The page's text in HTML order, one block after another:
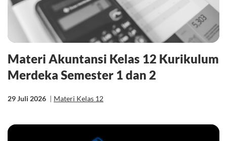
Materi Akuntansi Kelas 12 Kurikulum
Merdeka Semester 1 dan 2
29 Juli 2026 | Materi Kelas 12